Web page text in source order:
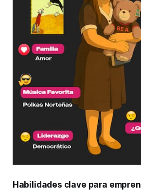
Habilidades clave para